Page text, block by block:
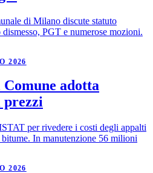
di Milano discute statuto
PGT e numerose mozioni.
2026
adotta
prezzi
per rivedere i costi degli appalti
In manutenzione 56 milioni
2026